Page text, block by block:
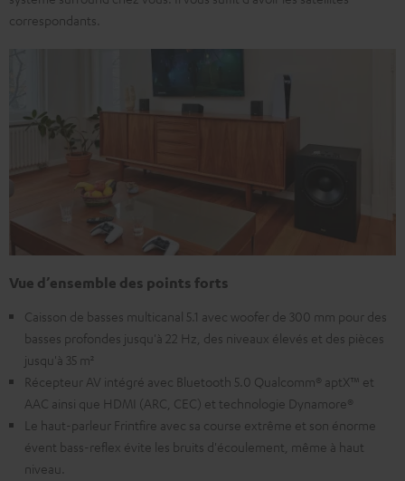
correspondants.
Vue d’ensemble des points forts
Caisson de basses multicanal 5.1 avec woofer de 300 mm pour des
basses profondes jusqu'à 22 Hz, des niveaux élevés et des pièces
jusqu'à 35 m²
Récepteur AV intégré avec Bluetooth 5.0 Qualcomm® aptX™ et
AAC ainsi que HDMI (ARC, CEC) et technologie Dynamore®
Le haut-parleur Frintfire avec sa course extrême et son énorme
évent bass-reflex évite les bruits d'écoulement, même à haut
niveau.